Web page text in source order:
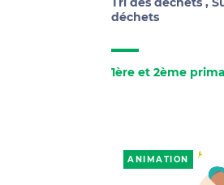
déchets
1ère et 2ème
ANIMATION